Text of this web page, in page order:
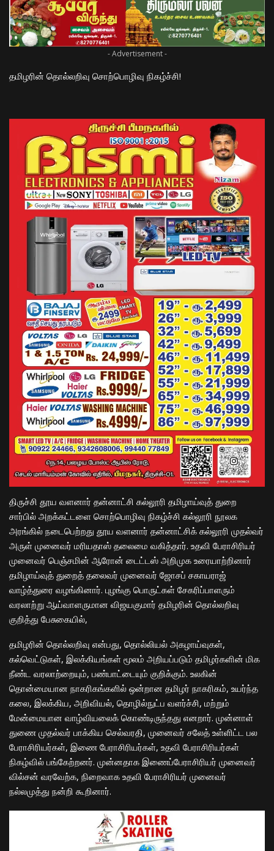
- Advertisement -
தமிழரின் தொல்லறிவு சொற்பொழிவு நிகழ்ச்சி!
திருச்சி தூய வளனார் தன்னாட்சி கல்லூரி தமிழாய்வுத் துறை
சார்பில் அறக்கட்டளை சொற்பொழிவு நிகழ்ச்சி கல்லூரி நூலக
அரங்கில் நடைபெற்றது தூய வளனார் தன்னாட்சிக் கல்லூரி முதல்வர்
அருள் முனைவர் மரியதாஸ் தலைமை வகித்தார். உதவி பேராசிரியர்
முனைவர் பெஞ்சமின் ஆரோன் டைட்டஸ் அறிமுக உரையாற்றினார்
தமிழாய்வுத் துறைத் தலைவர் முனைவர் ஜோசப் சகாயராஜ்
வாழ்த்துரை வழங்கினார். புழங்கு பொருட்கள் சேகரிப்பாளரும்
வரலாற்று ஆய்வாளருமான விஜயகுமார் தமிழரின் தொல்லறிவு
குறித்து பேசுகையில்,
தமிழரின் தொல்லறிவு என்பது, தொல்லியல் அகழாய்வுகள்,
கல்வெட்டுகள், இலக்கியங்கள் மூலம் அறியப்படும் தமிழர்களின் மிக
நீண்ட வரலாற்றையும், பண்பாட்டையும் குறிக்கும். உலகின்
தொன்மையான நாகரிகங்களில் ஒன்றான தமிழர் நாகரிகம், உயர்ந்த
கலை, இலக்கிய, அறிவியல், தொழில்நுட்ப வளர்ச்சி, மற்றும்
மேன்மையான வாழ்வியலைக் கொண்டிருந்தது எனறார். முன்னாள்
துணை முதல்வர் பாக்கிய செல்வரதி, முனைவர் சலேத் உள்ளிட்ட பல
பேராசிரியர்கள், இணை பேராசிரியர்கள், உதவி பேராசிரியர்கள்
நிகழ்வில் பங்கேற்றனர். முன்னதாக இணைப்பேராசிரியர் முனைவர்
வில்சன் வரவேற்க, நிறைவாக உதவி பேராசிரியர் முனைவர்
நல்லமுத்து நன்றி கூறினார்.